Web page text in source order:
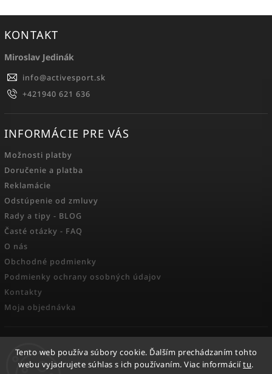
Tento web používa súbory cookie. Ďalším prechádzaním tohto
webu vyjadrujete súhlas s ich používaním. Viac informáciítu.
KONTAKT
Miroslav Jedinák
info@activesport.sk
+421940 621 636
INFORMÁCIE PRE VÁS
Možnosti platby
Doručenie a platba
Reklamácie
Odstúpenie od zmluvy
Rady a tipy - BLOG
Časté otázky - FAQ
O nás
Obchodné podmienky
Podmienky ochrany osobných údajov
Kontakty
Moja objednávka
FACEBOOK